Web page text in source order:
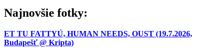
Najnovšie fotky:
ET TU FATTYÚ, HUMAN NEEDS, OUST (19.7.2026,
Budapešť @ Kripta)